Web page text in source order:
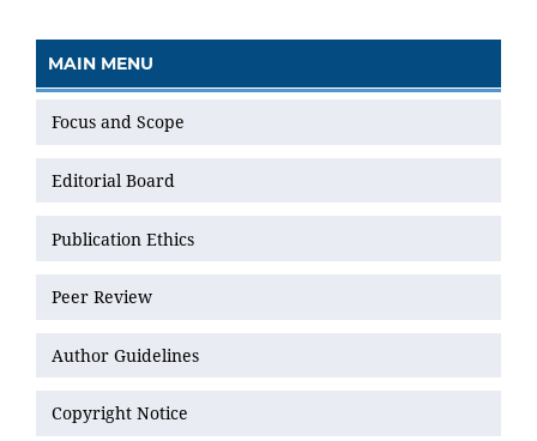
MAIN MENU
Focus and Scope
Editorial Board
Publication Ethics
Peer Review
Author Guidelines
Copyright Notice